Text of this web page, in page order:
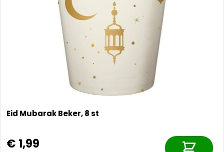
Eid Mubarak Beker, 8 st
€ 1,99